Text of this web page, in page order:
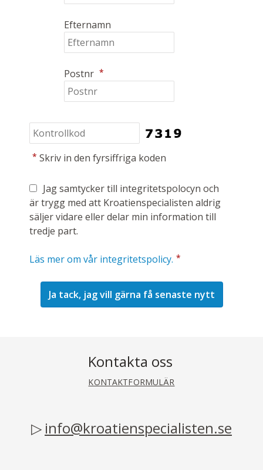
Efternamn
Postnr *
* Skriv in den fyrsiffriga koden
Jag samtycker till integritetspolocyn och
är trygg med att Kroatienspecialisten aldrig
säljer vidare eller delar min information till
tredje part.
Läs mer om vår integritetspolicy. *
Kontakta oss
KONTAKTFORMULÄR
info@kroatienspecialisten.se